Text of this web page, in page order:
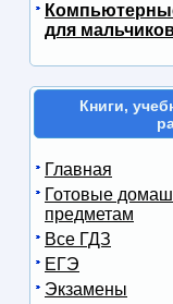
для
Книги,
Главная
Готовые
предметам
Все ГДЗ
ЕГЭ
Экзамены